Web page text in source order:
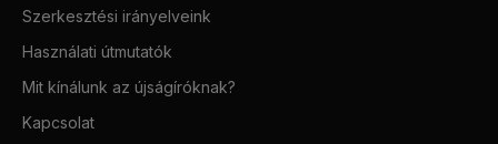
Szerkesztési irányelveink
Használati útmutatók
Mit kínálunk az újságíróknak?
Kapcsolat